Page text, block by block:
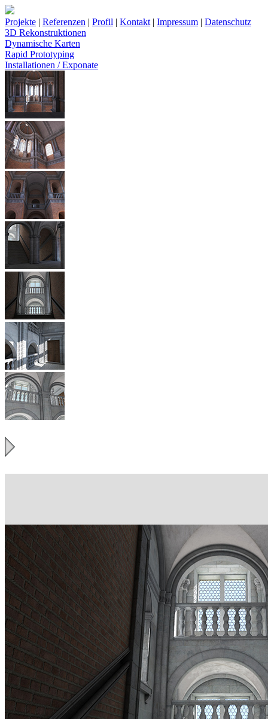
Projekte | Referenzen | Profil | Kontakt | Impressum | Datenschutz
3D Rekonstruktionen
Dynamische Karten
Rapid Prototyping
Installationen / Exponate